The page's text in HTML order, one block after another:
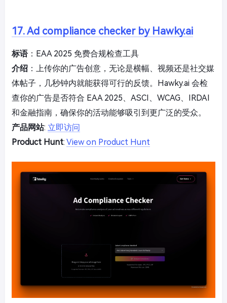
17. Ad compliance checker by Hawky.ai
标语：EAA 2025 免费合规检查工具
介绍 ：上传你的广告创意，无论是横幅、视频还是社交媒
体帖子，几秒钟内就能获得可行的反馈。Hawky.ai 会检
查你的广告是否符合 EAA 2025、ASCI、WCAG、IRDAI
和金融指南，确保你的活动能够吸引到更广泛的受众。
产品网站: 立即访问
Product Hunt: View on Product Hunt